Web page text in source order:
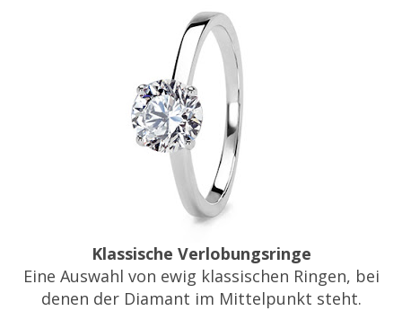
Klassische Verlobungsringe
Eine Auswahl von ewig klassischen Ringen, bei
denen der Diamant im Mittelpunkt steht.